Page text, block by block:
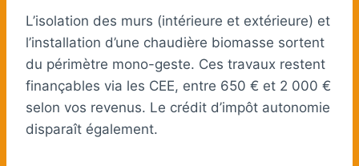
L’isolation des murs (intérieure et extérieure) et
l’installation d’une chaudière biomasse sortent
du périmètre mono-geste. Ces travaux restent
finançables via les CEE, entre 650 € et 2 000 €
selon vos revenus. Le crédit d’impôt autonomie
disparaît également.